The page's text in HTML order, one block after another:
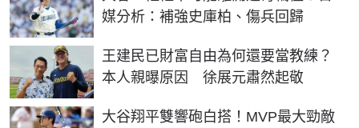
媒分析：補強史庫柏、傷兵回歸
王建民已財富自由為何還要當教練？
本人親曝原因 徐展元肅然起敬
大谷翔平雙響砲白搭！MVP最大勁敵